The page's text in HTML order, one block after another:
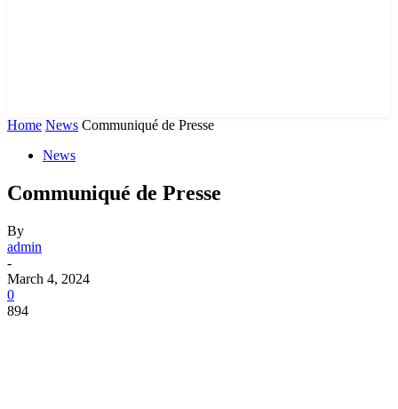
Home News Communiqué de Presse
News
Communiqué de Presse
By
admin
-
March 4, 2024
0
894